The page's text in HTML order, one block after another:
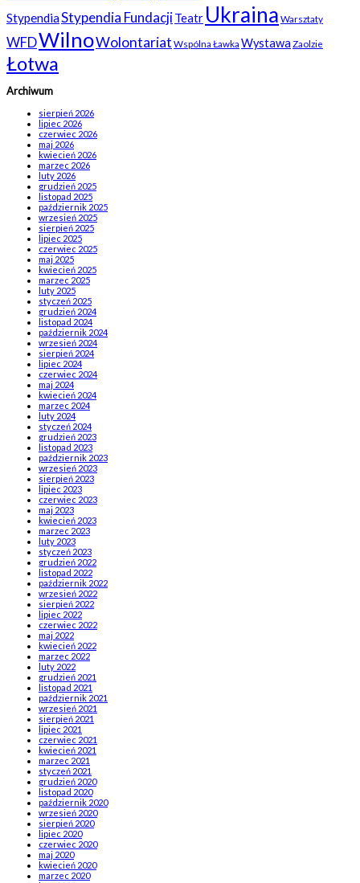
StypendiaStypendia FundacjiTeatr Ukraina Warsztaty
WFDWilnoWolontariat Wspólna Ławka Wystawa Zaolzie
Łotwa
Archiwum
sierpień 2026
lipiec 2026
czerwiec 2026
maj 2026
kwiecień 2026
marzec 2026
luty 2026
grudzień 2025
listopad 2025
październik 2025
wrzesień 2025
sierpień 2025
lipiec 2025
czerwiec 2025
maj 2025
kwiecień 2025
marzec 2025
luty 2025
styczeń 2025
grudzień 2024
listopad 2024
październik 2024
wrzesień 2024
sierpień 2024
lipiec 2024
czerwiec 2024
maj 2024
kwiecień 2024
marzec 2024
luty 2024
styczeń 2024
grudzień 2023
listopad 2023
październik 2023
wrzesień 2023
sierpień 2023
lipiec 2023
czerwiec 2023
maj 2023
kwiecień 2023
marzec 2023
luty 2023
styczeń 2023
grudzień 2022
listopad 2022
październik 2022
wrzesień 2022
sierpień 2022
lipiec 2022
czerwiec 2022
maj 2022
kwiecień 2022
marzec 2022
luty 2022
grudzień 2021
listopad 2021
październik 2021
wrzesień 2021
sierpień 2021
lipiec 2021
czerwiec 2021
kwiecień 2021
marzec 2021
styczeń 2021
grudzień 2020
listopad 2020
październik 2020
wrzesień 2020
sierpień 2020
lipiec 2020
czerwiec 2020
maj 2020
kwiecień 2020
marzec 2020